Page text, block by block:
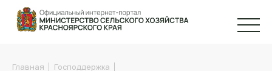
Главная
Господдержка